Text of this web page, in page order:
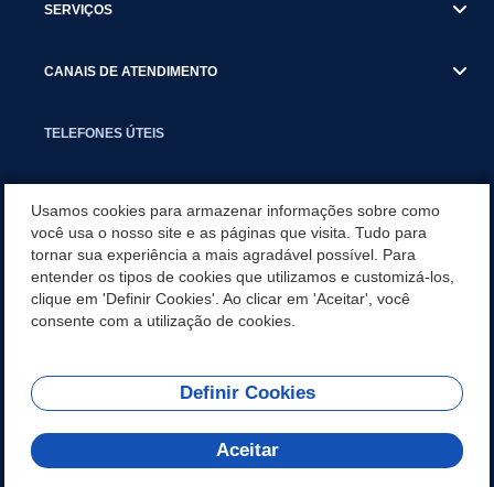
SERVIÇOS
CANAIS DE ATENDIMENTO
TELEFONES ÚTEIS
NOTÍCIAS
APLICATIVO
REDES SOCIAIS
Usamos cookies para armazenar informações sobre como
você usa o nosso site e as páginas que visita. Tudo para
tornar sua experiência a mais agradável possível. Para
entender os tipos de cookies que utilizamos e customizá-los,
clique em 'Definir Cookies'. Ao clicar em 'Aceitar', você
consente com a utilização de cookies.
Definir Cookies
Aceitar